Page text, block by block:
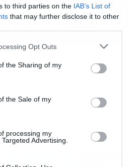
to third parties on the IAB’s List of
that may further disclose it to other
app uses one or more Google
usage behaviour. You may click to
Google and its third-party tags to
specified purposes in below Google
Opt Outs
the Sharing of my
the Sale of my
processing my
Advertising.
Γλάστρα πέφτει και
σε πεζοδρόμιο
κάθεστε ποτέ σε πεζοδρόμιο
συμβαίνει από πάνω σας… Δείτε
με την πτώση μιας
μπαλκόνι που χτύπησε ένα